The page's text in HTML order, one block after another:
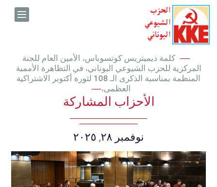
Skip to content
كلمة ذيميتريس كوتسوباس، الأمين العام للجنة
المركزية للحزب الشيوعي اليوناني، في التظاهرة الأممية
المنظمة بمناسبة الذكرى الـ 108 لثورة أكتوبر الاشتراكية
العظمى،:
اﻷحزاب المشاركة
Date: نوفمبر ٢٨, ٢٠٢٥